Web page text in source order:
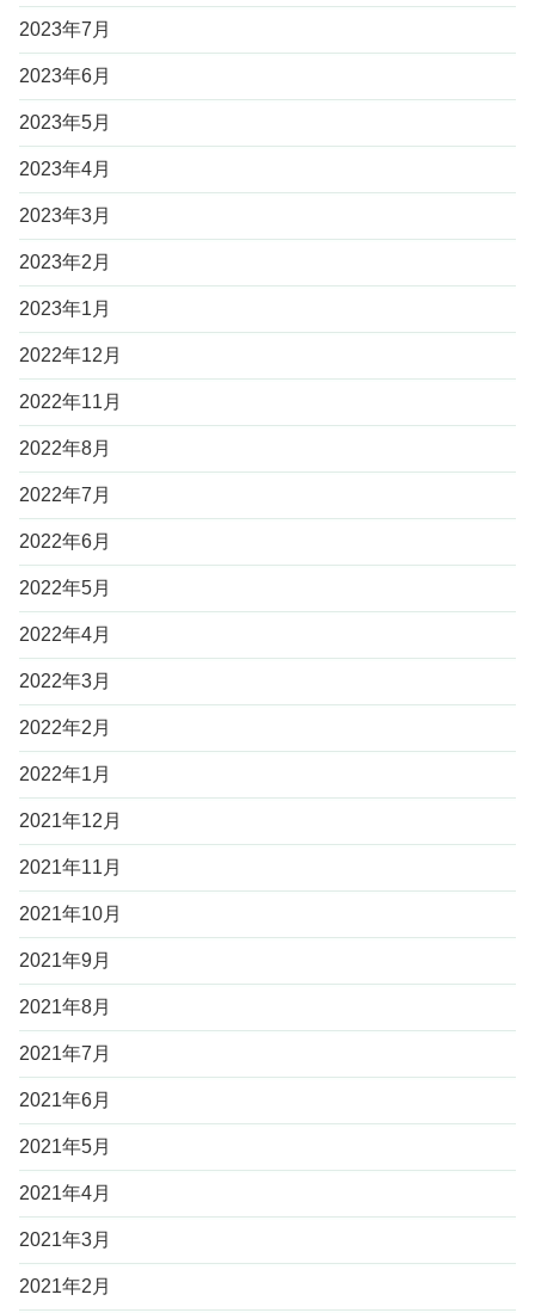
2023年7月
2023年6月
2023年5月
2023年4月
2023年3月
2023年2月
2023年1月
2022年12月
2022年11月
2022年8月
2022年7月
2022年6月
2022年5月
2022年4月
2022年3月
2022年2月
2022年1月
2021年12月
2021年11月
2021年10月
2021年9月
2021年8月
2021年7月
2021年6月
2021年5月
2021年4月
2021年3月
2021年2月